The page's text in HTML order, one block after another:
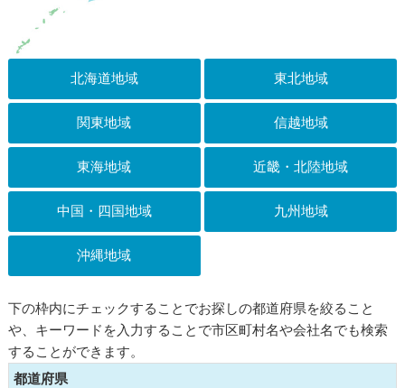
北海道地域 東北地域
関東地域 信越地域
東海地域 近畿・北陸地域
中国・四国地域 九州地域
沖縄地域
下の枠内にチェックすることでお探しの都道府県を絞ること
や、キーワードを入力することで市区町村名や会社名でも検索
することができます。
都道府県